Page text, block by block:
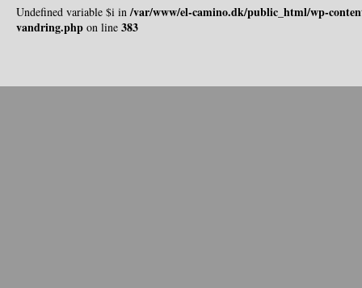
Undefined variable $i in/var/www/el-camino.dk/public_html/wp-
vandring.phpon line 383